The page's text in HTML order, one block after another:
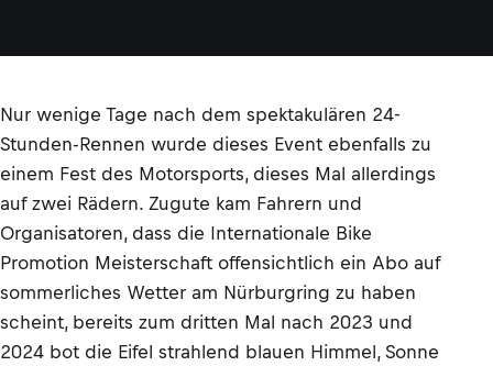
Nur wenige Tage nach dem spektakulären 24-
Stunden-Rennen wurde dieses Event ebenfalls zu
einem Fest des Motorsports, dieses Mal allerdings
auf zwei Rädern. Zugute kam Fahrern und
Organisatoren, dass die Internationale Bike
Promotion Meisterschaft offensichtlich ein Abo auf
sommerliches Wetter am Nürburgring zu haben
scheint, bereits zum dritten Mal nach 2023 und
2024 bot die Eifel strahlend blauen Himmel, Sonne